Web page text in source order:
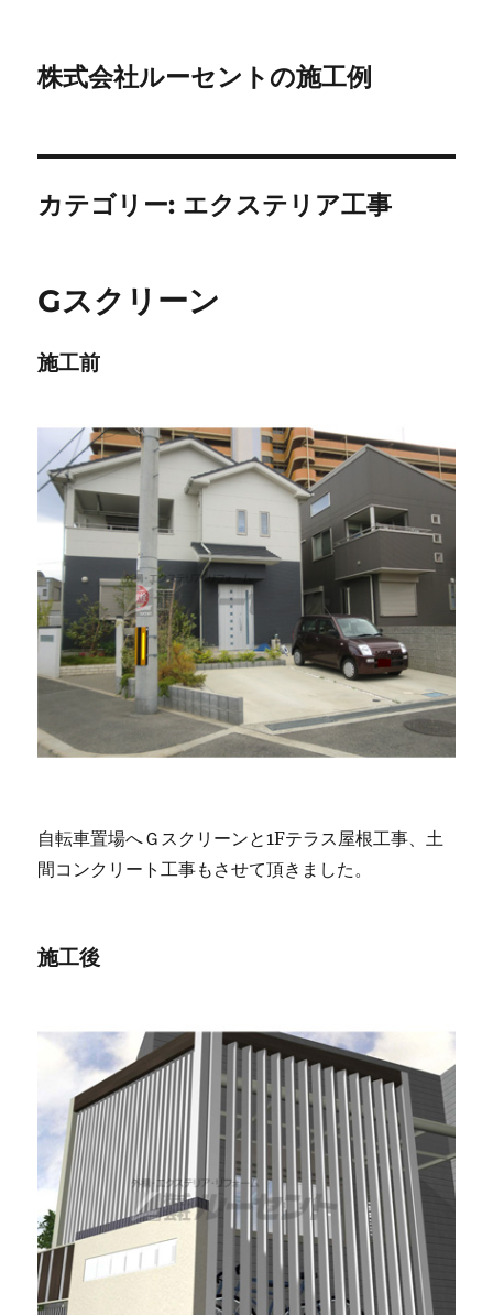
株式会社ルーセントの施工例
カテゴリー: エクステリア工事
Gスクリーン
施工前
自転車置場へＧスクリーンと1Fテラス屋根工事、土
間コンクリート工事もさせて頂きました。
施工後